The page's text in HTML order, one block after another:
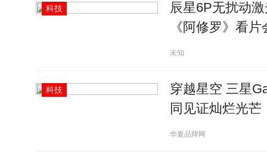
科技
辰星6P无扰动
《阿修罗》看片
未知
科技
穿越星空 三星
同见证灿烂光芒
华夏品牌网